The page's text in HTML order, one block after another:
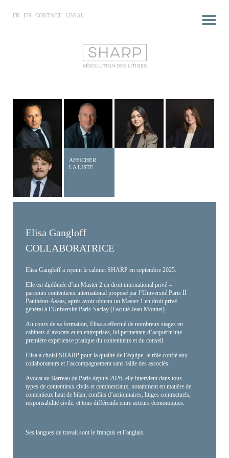
FR EN CONTACT LEGAL
AFFICHER
LA LISTE
Elisa Gangloff
COLLABORATRICE
Elisa Gangloff a rejoint le cabinet SHARP en septembre 2025.
Elle est diplômée d’un Master 2 en droit international privé –
parcours contentieux international proposé par l’Université Paris II
Panthéon-Assas, après avoir obtenu un Master 1 en droit privé
général à l’Université Paris-Saclay (Faculté Jean Monnet).
Au cours de sa formation, Elisa a effectué de nombreux stages en
cabinets d’avocats et en entreprises, lui permettant d’acquérir une
première expérience pratique du contentieux et du conseil.
Elisa a choisi SHARP pour la qualité de l’équipe, le rôle confié aux
collaborateurs et l’accompagnement sans faille des associés.
Avocat au Barreau de Paris depuis 2026, elle intervient dans tous
types de contentieux civils et commerciaux, notamment en matière de
contentieux haut de bilan, conflits d’actionnaires, litiges contractuels,
responsabilité civile, et tous différends entre acteurs économiques.
Ses langues de travail sont le français et l’anglais.